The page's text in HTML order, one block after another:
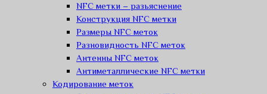
NFC метки – разьяснение
Конструкция NFC метки
Размеры NFC меток
Разновидность NFC меток
Антенны NFC меток
Антиметаллические NFC метки
Кодирование меток